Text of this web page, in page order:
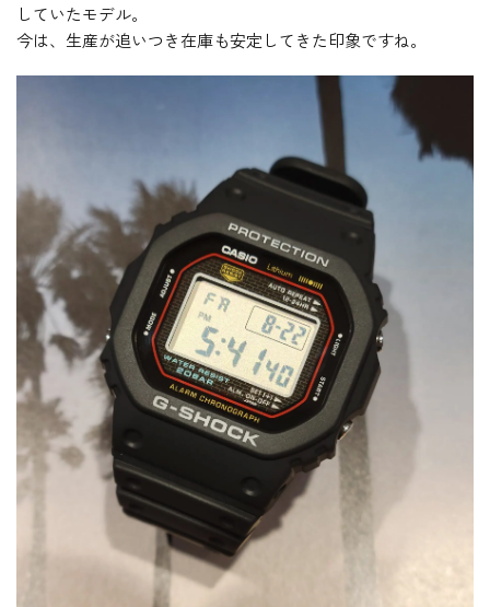
していたモデル。
今は、生産が追いつき在庫も安定してきた印象ですね。